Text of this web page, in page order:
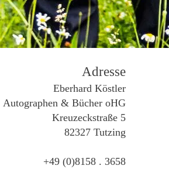
Adresse
Eberhard Köstler
Autographen & Bücher oHG
Kreuzeckstraße 5
82327 Tutzing
+49 (0)8158 . 3658